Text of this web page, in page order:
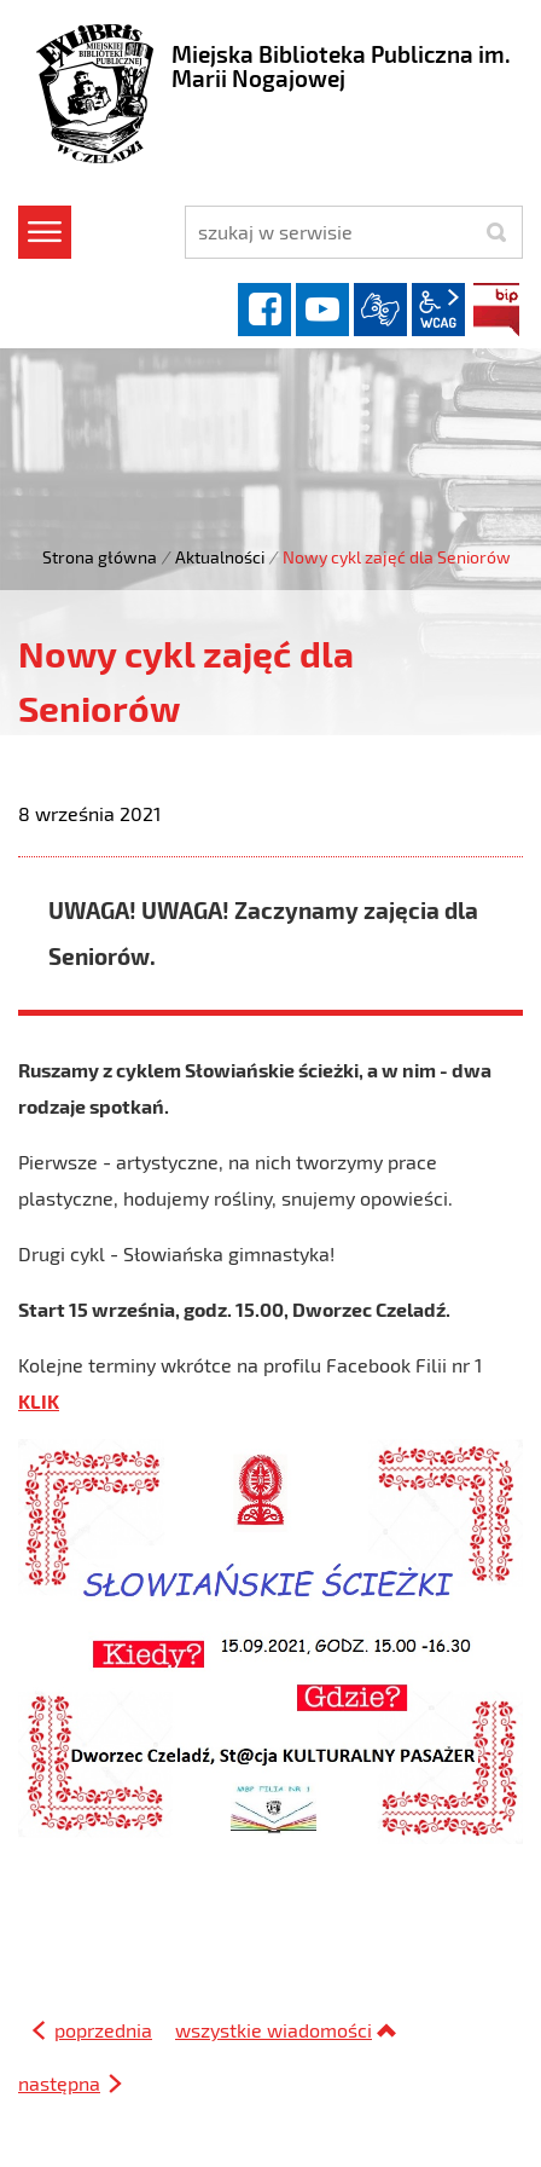
Miejska Biblioteka Publiczna im.
Marii Nogajowej
szukaj
facebookYouTube
wcag2.1
Strona główna / Aktualności / Nowy cykl zajęć dla Seniorów
Nowy cykl zajęć dla
Seniorów
8 września 2021
UWAGA! UWAGA! Zaczynamy zajęcia dla
Seniorów.
Ruszamy z cyklem Słowiańskie ścieżki, a w nim - dwa
rodzaje spotkań.
Pierwsze - artystyczne, na nich tworzymy prace
plastyczne, hodujemy rośliny, snujemy opowieści.
Drugi cykl - Słowiańska gimnastyka!
Start 15 września, godz. 15.00, Dworzec Czeladź.
Kolejne terminy wkrótce na profilu Facebook Filii nr 1
KLIK
poprzednia wszystkie wiadomości
następna